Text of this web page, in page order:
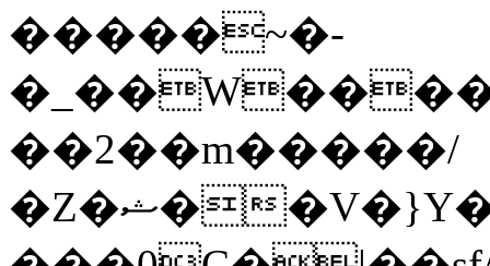
�����~�-
��2��m�����/
�Z�ޝ��V�}Y�I�ծ�O�����S��]z��w��7�޷�����h���u��7w.ϻ���8X��ͮ�����W�dm�Jߜ��q/>?